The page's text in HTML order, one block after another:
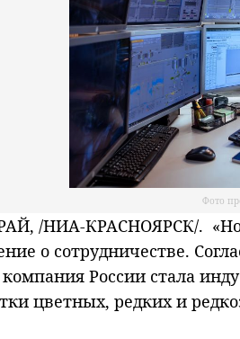
Фото
/НИА-КРАСНОЯРСК/.
о сотрудничестве.
России стала
цветных, редких и